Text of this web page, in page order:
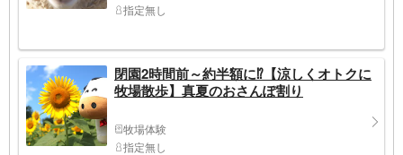
指定無し
閉園2時間前～約半額に⁉【涼しくオトクに
牧場散歩】真夏のおさんぽ割り
牧場体験
指定無し